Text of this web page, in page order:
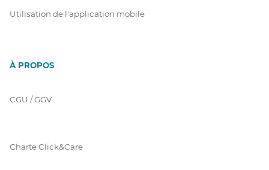
Utilisation de l'application mobile
À PROPOS
CGU / GGV
Charte Click&Care